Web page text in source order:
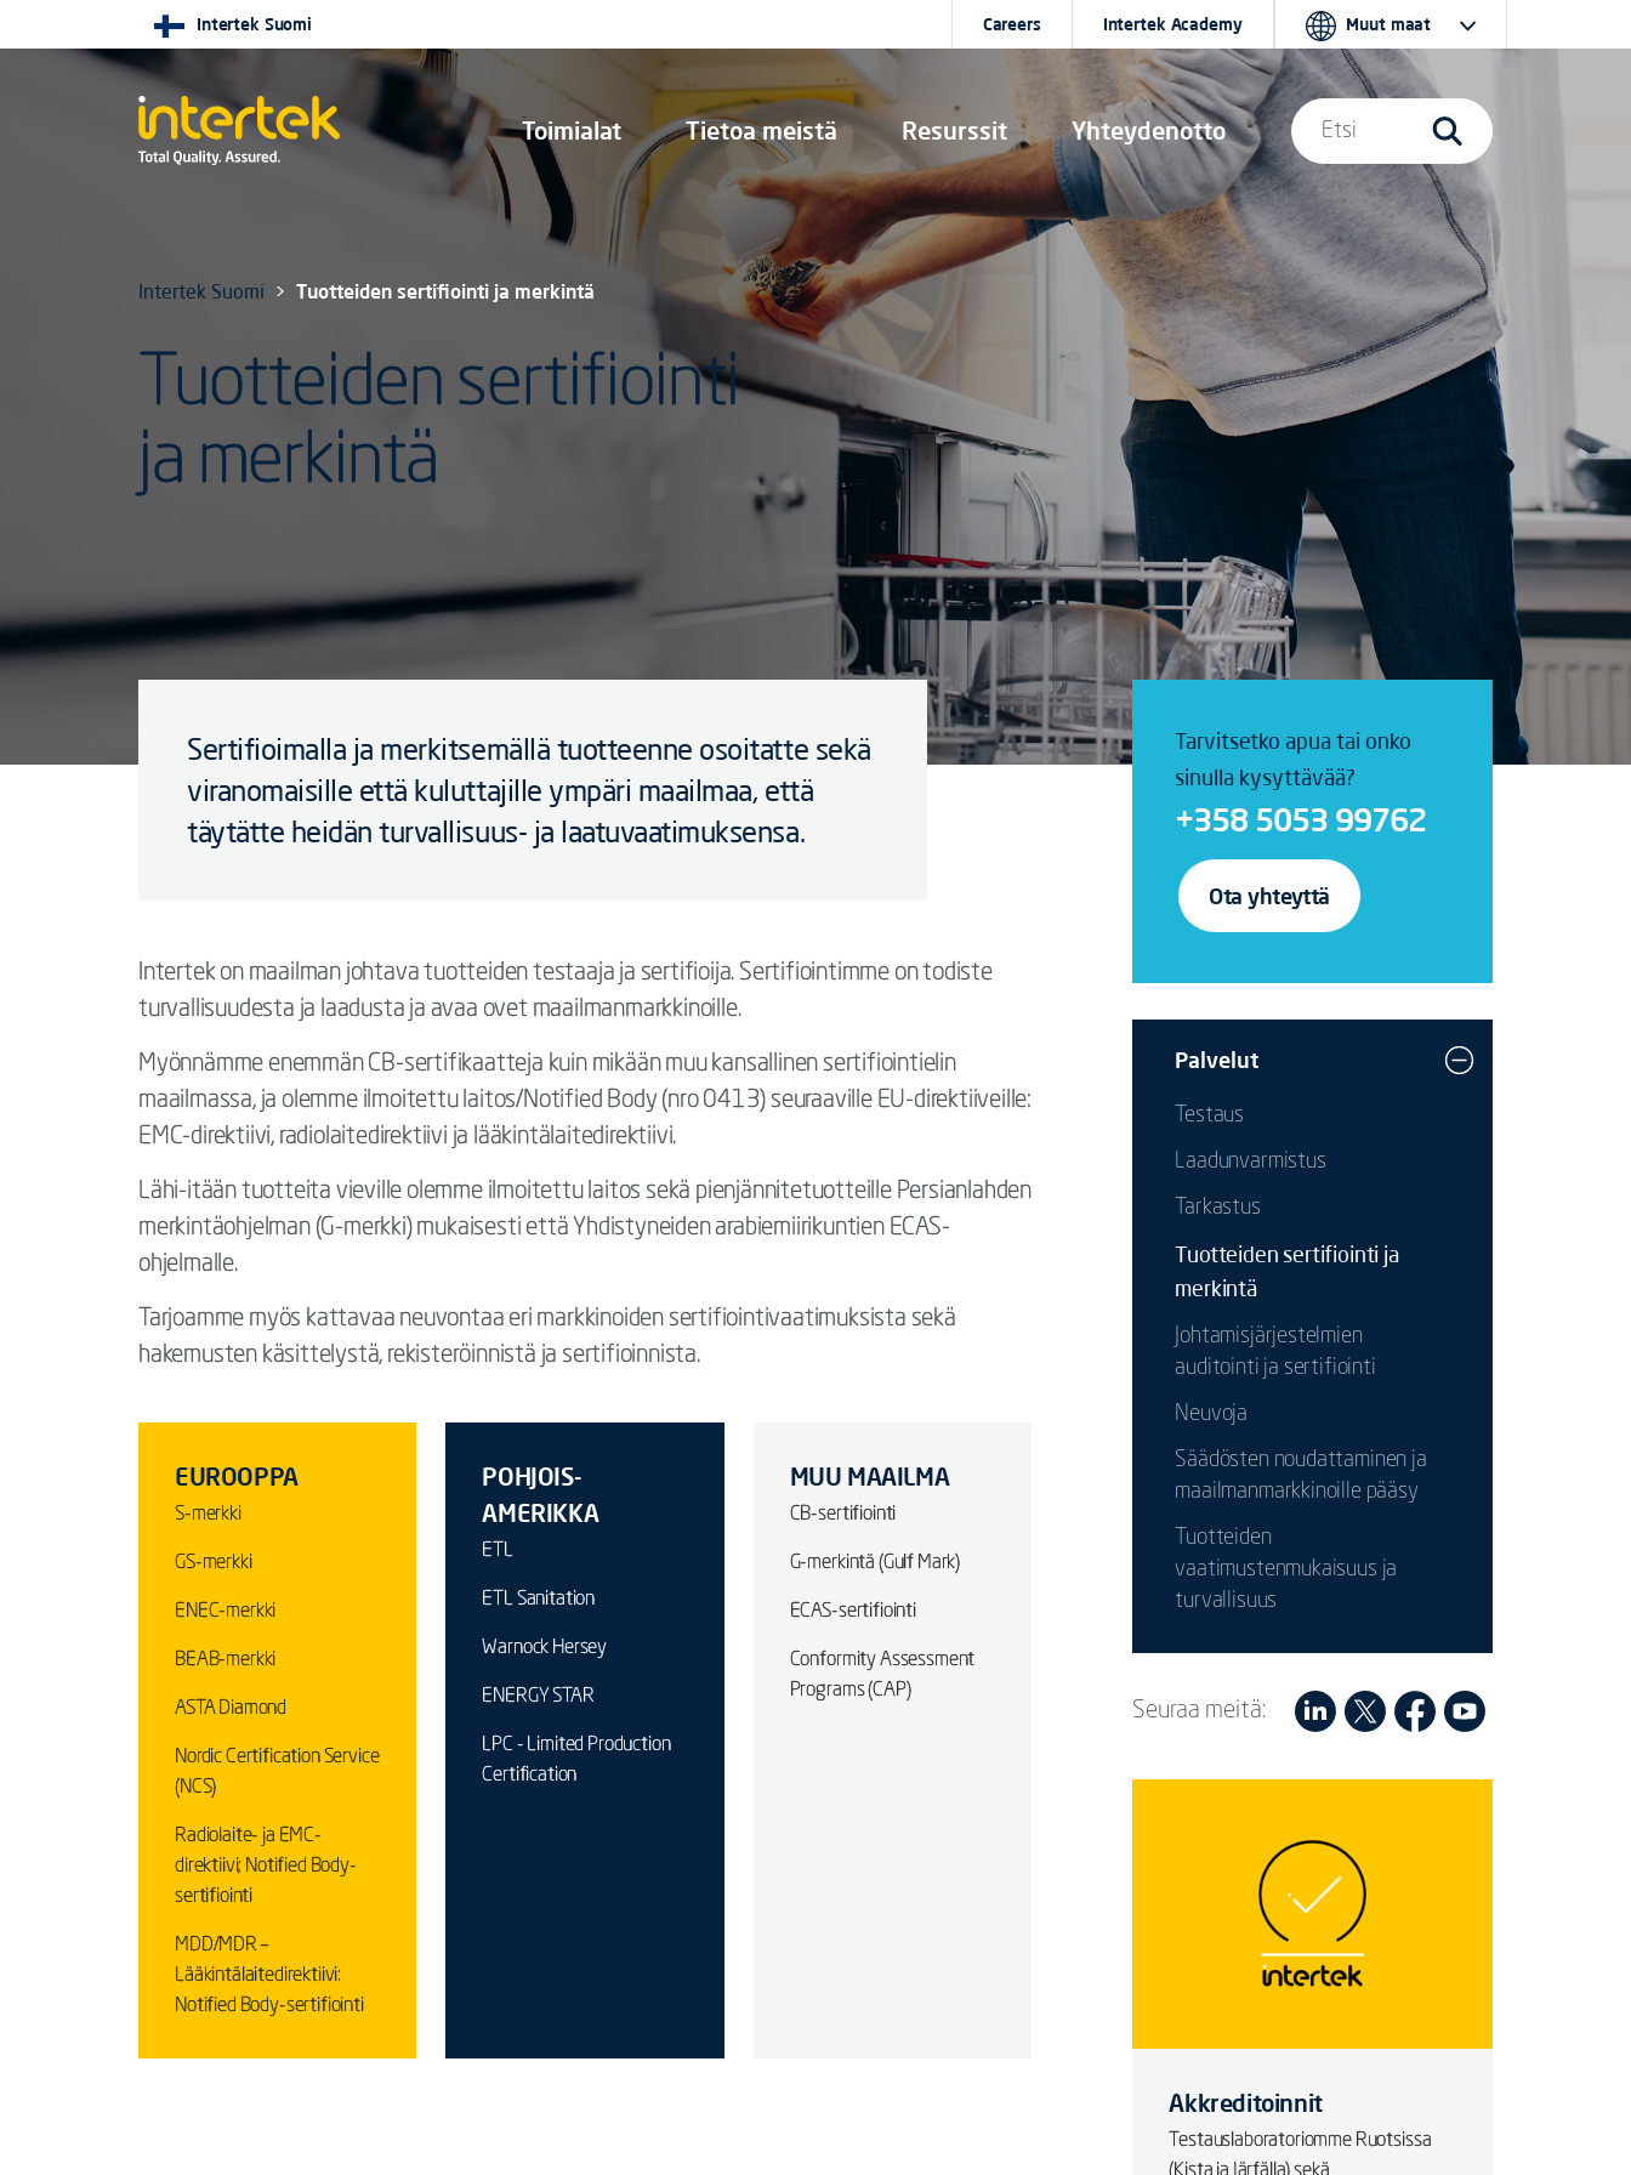
Toimialat Tietoa meistä Resurssit Yhteydenotto
Intertek Suomi Careers Intertek Academy Muut maat
Etsi
Intertek Suomi Tuotteiden sertifiointi ja merkintä
Tuotteiden sertifiointi
ja merkintä
Sertifioimalla ja merkitsemällä tuotteenne osoitatte sekä
viranomaisille että kuluttajille ympäri maailmaa, että
täytätte heidän turvallisuus- ja laatuvaatimuksensa.
Intertek on maailman johtava tuotteiden testaaja ja sertifioija. Sertifiointimme on todiste
turvallisuudesta ja laadusta ja avaa ovet maailmanmarkkinoille.
Myönnämme enemmän CB-sertifikaatteja kuin mikään muu kansallinen sertifiointielin
maailmassa, ja olemme ilmoitettu laitos/Notified Body (nro 0413) seuraaville EU-direktiiveille:
EMC-direktiivi, radiolaitedirektiivi ja lääkintälaitedirektiivi.
Lähi-itään tuotteita vieville olemme ilmoitettu laitos sekä pienjännitetuotteille Persianlahden
merkintäohjelman (G-merkki) mukaisesti että Yhdistyneiden arabiemiirikuntien ECAS-
ohjelmalle.
Tarjoamme myös kattavaa neuvontaa eri markkinoiden sertifiointivaatimuksista sekä
hakemusten käsittelystä, rekisteröinnistä ja sertifioinnista.
EUROOPPA
S-merkki
GS-merkki
ENEC-merkki
BEAB-merkki
ASTA Diamond
Nordic Certification Service
(NCS)
Radiolaite- ja EMC-
direktiivi; Notified Body-
sertifiointi
MDD/MDR –
Lääkintälaitedirektiivi:
Notified Body-sertifiointi
POHJOIS-
AMERIKKA
ETL
ETL Sanitation
Warnock Hersey
ENERGY STAR
LPC - Limited Production
Certification
MUU MAAILMA
CB-sertifiointi
G-merkintä (Gulf Mark)
ECAS-sertifiointi
Conformity Assessment
Programs (CAP)
Tarvitsetko apua tai onko
sinulla kysyttävää?
+358 5053 99762
Ota yhteyttä
Palvelut
Testaus
Laadunvarmistus
Tarkastus
Tuotteiden sertifiointi ja
merkintä
Johtamisjärjestelmien
auditointi ja sertifiointi
Neuvoja
Säädösten noudattaminen ja
maailmanmarkkinoille pääsy
Tuotteiden
vaatimustenmukaisuus ja
turvallisuus
Seuraa meitä:
Akkreditoinnit
Testauslaboratoriomme Ruotsissa